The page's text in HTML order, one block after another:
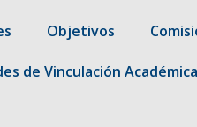
Objetivos
de Vinculación Académica